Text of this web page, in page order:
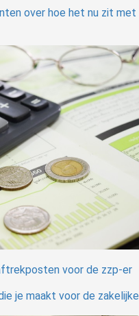
over hoe het nu zit met
voor de zzp-er
je maakt voor de zakelijke